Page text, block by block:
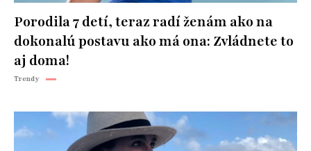
Porodila 7 detí, teraz radí ženám ako na
dokonalú postavu ako má ona: Zvládnete to
aj doma!
Trendy